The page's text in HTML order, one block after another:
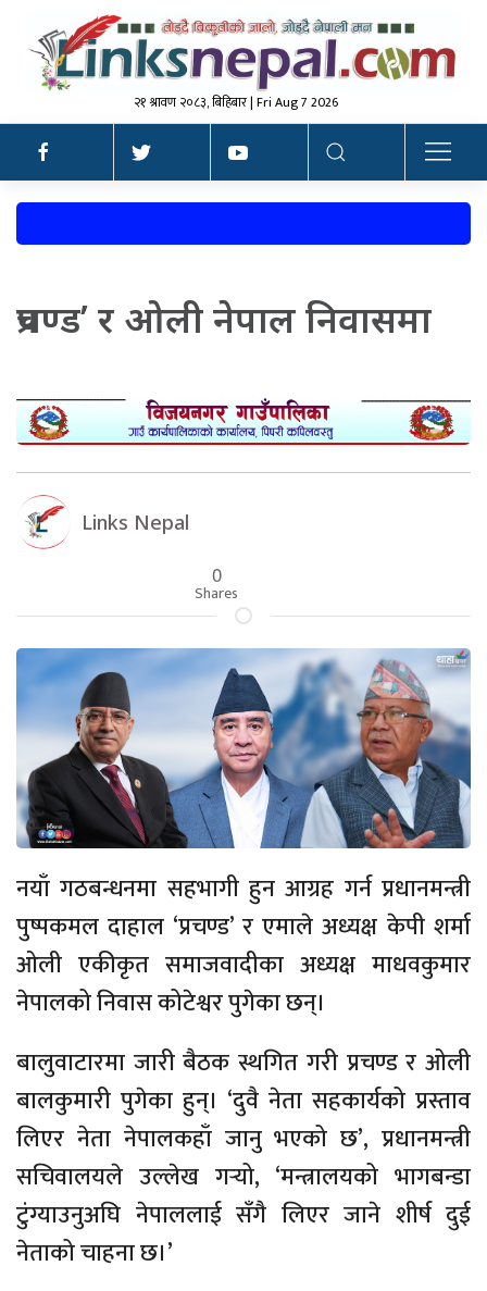
२१ श्रावण २०८३, बिहिबार | Fri Aug 7 2026
प्रचण्ड’ र ओली नेपाल निवासमा
Links Nepal
0
Shares
नयाँ गठबन्धनमा सहभागी हुन आग्रह गर्न प्रधानमन्त्री
पुष्पकमल दाहाल ‘प्रचण्ड’ र एमाले अध्यक्ष केपी शर्मा
ओली एकीकृत समाजवादीका अध्यक्ष माधवकुमार
नेपालको निवास कोटेश्वर पुगेका छन्।
बालुवाटारमा जारी बैठक स्थगित गरी प्रचण्ड र ओली
बालकुमारी पुगेका हुन्। ‘दुवै नेता सहकार्यको प्रस्ताव
लिएर नेता नेपालकहाँ जानु भएको छ’, प्रधानमन्त्री
सचिवालयले उल्लेख गर्‍यो, ‘मन्त्रालयको भागबन्डा
टुंग्याउनुअघि नेपाललाई सँगै लिएर जाने शीर्ष दुई
नेताको चाहना छ।’